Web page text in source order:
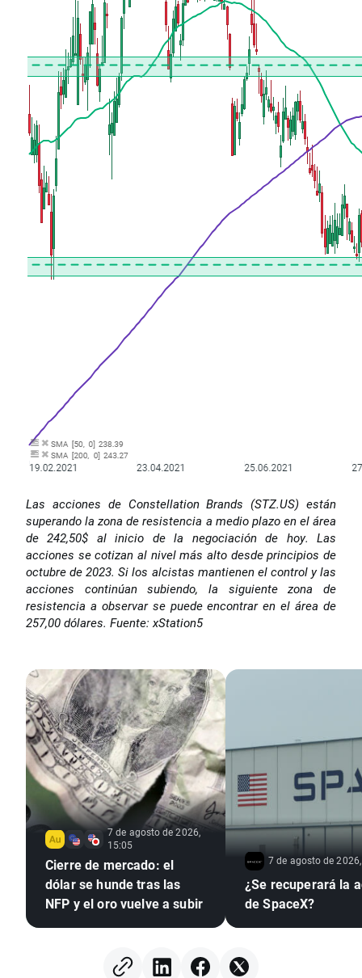
Las acciones de Constellation Brands (STZ.US) están
superando la zona de resistencia a medio plazo en el área
de 242,50$ al inicio de la negociación de hoy. Las
acciones se cotizan al nivel más alto desde principios de
octubre de 2023. Si los alcistas mantienen el control y las
acciones continúan subiendo, la siguiente zona de
resistencia a observar se puede encontrar en el área de
257,00 dólares. Fuente: xStation5
7 de agosto de 2026,
15:05
Cierre de mercado: el
dólar se hunde tras las
NFP y el oro vuelve a subir
7 de agosto de
¿Se recuperará la
de SpaceX?